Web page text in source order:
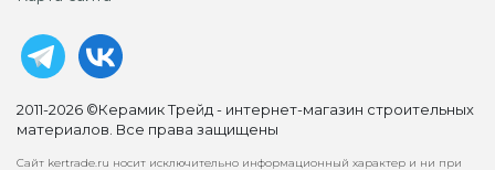
2011-2026 ©Керамик Трейд - интернет-магазин строительных
материалов. Все права защищены
Сайт kertrade.ru носит исключительно информационный характер и ни при